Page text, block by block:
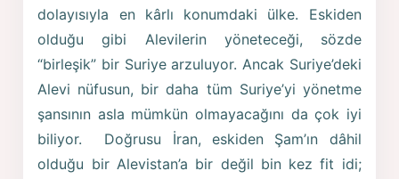
dolayısıyla en kârlı konumdaki ülke. Eskiden
olduğu gibi Alevilerin yöneteceği, sözde
“birleşik” bir Suriye arzuluyor. Ancak Suriye’deki
Alevi nüfusun, bir daha tüm Suriye’yi yönetme
şansının asla mümkün olmayacağını da çok iyi
biliyor. Doğrusu İran, eskiden Şam’ın dâhil
olduğu bir Alevistan’a bir değil bin kez fit idi;